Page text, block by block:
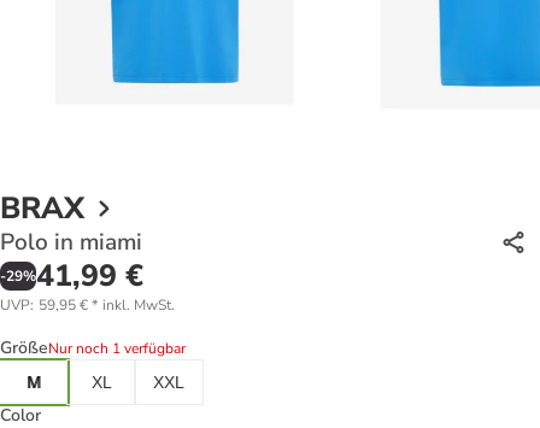
BRAX
Polo in miami
-29%41,99 €
UVP: 59,95 €* inkl. MwSt.
GrößeNur noch 1 verfügbar
M
XL XXL
Color